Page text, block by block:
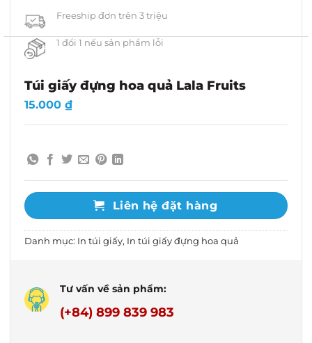
Freeship đơn trên 3 triệu
1 đổi 1 nếu sản phẩm lỗi
Túi giấy đựng hoa quả Lala Fruits
15.000 ₫
Liên hệ đặt hàng
Danh mục: In túi giấy, In túi giấy đựng hoa quả
Tư vấn về sản phẩm:
(+84) 899 839 983